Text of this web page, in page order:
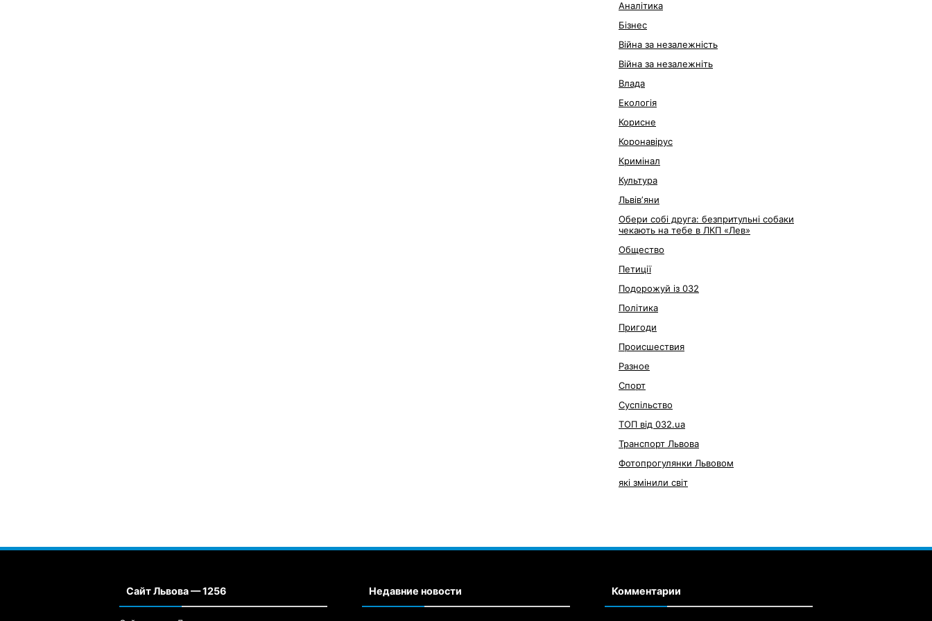
Аналітика
Бізнес
Війна за незалежність
Війна за незалежніть
Влада
Екологія
Корисне
Коронавірус
Кримінал
Культура
Львівʼяни
Обери собі друга: безпритульні собаки
чекають на тебе в ЛКП «Лев»
Общество
Петиції
Подорожуй із 032
Політика
Пригоди
Происшествия
Разное
Спорт
Суспільство
ТОП від 032.ua
Транспорт Львова
Фотопрогулянки Львовом
які змінили світ
Сайт Львова — 1256 Недавние новости Комментарии